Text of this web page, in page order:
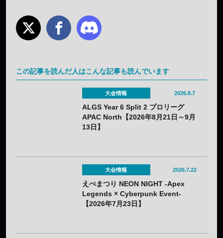
この記事を読んだ人はこんな記事も読んでいます
大会情報 2026.8.7
ALGS Year 6 Split 2 プロリーグ
APAC North【2026年8月21日～9月
13日】
大会情報 2026.7.22
えぺまつり NEON NIGHT -Apex
Legends × Cyberpunk Event-
【2026年7月23日】